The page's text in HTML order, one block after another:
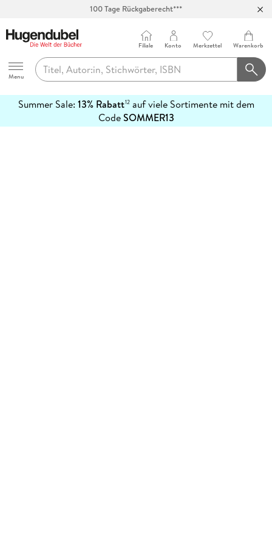
100 Tage Rückgaberecht***
Hugendubel
Menu
Filiale Konto Merkzettel Warenkorb
Summer Sale: 13% Rabatt12auf viele Sortimente mit dem
CodeSOMMER13
erfahren